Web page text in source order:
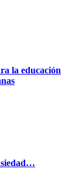
la educación